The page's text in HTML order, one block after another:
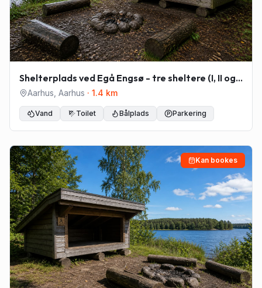
Shelterplads ved Egå Engsø - tre sheltere (I, II og
III)Aarhus Aarhus · 1.4 km
Vand Toilet Bålplads Parkering
Kan bookes